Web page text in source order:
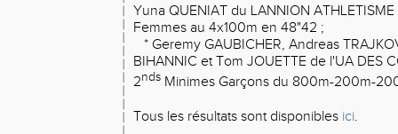
Yuna QUENIAT du LANNION
Femmes au 4x100m en 48"42 ;
* Geremy GAUBICHER, Andreas
BIHANNIC et Tom JOUETTE de l'UA DES
2nds Minimes Garçons du 800m-200m-
Tous les résultats sont disponibles ici.